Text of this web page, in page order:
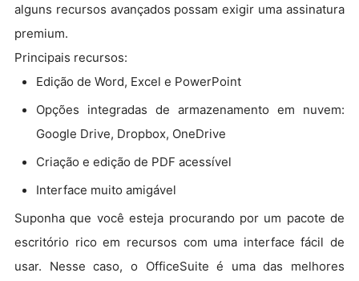
alguns recursos avançados possam exigir uma assinatura
premium.
Principais recursos:
Edição de Word, Excel e PowerPoint
Opções integradas de armazenamento em nuvem:
Google Drive, Dropbox, OneDrive
Criação e edição de PDF acessível
Interface muito amigável
Suponha que você esteja procurando por um pacote de
escritório rico em recursos com uma interface fácil de
usar. Nesse caso, o OfficeSuite é uma das melhores